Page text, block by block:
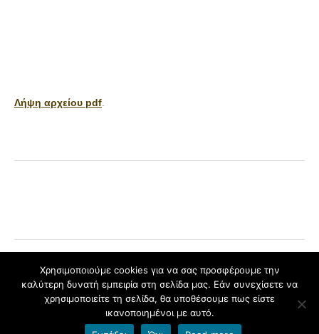
Λήψη αρχείου pdf
Φιλοξενείται στοblogs.sch.gr|Το θέμα Yoko σχεδιάστηκε από
Elmastudio
Χρησιμοποιούμε cookies για να σας προσφέρουμε την
καλύτερη δυνατή εμπειρία στη σελίδα μας. Εάν συνεχίσετε να
χρησιμοποιείτε τη σελίδα, θα υποθέσουμε πως είστε
ικανοποιημένοι με αυτό.